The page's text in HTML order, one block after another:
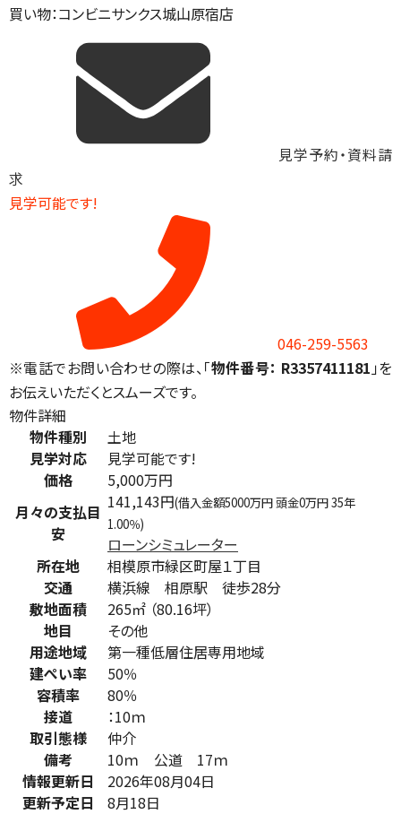
買い物：コンビニサンクス城山原宿店
見学予約・資料請
求
見学可能です!
046-259-5563
※電話でお問い合わせの際は、「物件番号： R3357411181」を
お伝えいただくとスムーズです。
物件詳細
物件種別
土地
見学対応
見学可能です!
価格
5,000万円
月々の支払目
安
141,143円(借入金額5000万円 頭金0万円 35年
1.00％)
ローンシミュレーター
所在地
相模原市緑区町屋１丁目
交通
横浜線 相原駅 徒歩28分
敷地面積
265㎡ （80.16坪）
地目
その他
用途地域
第一種低層住居専用地域
建ぺい率
50％
容積率
80％
接道
：10ｍ
取引態様
仲介
備考
10ｍ 公道 17ｍ
情報更新日
2026年08月04日
更新予定日
8月18日